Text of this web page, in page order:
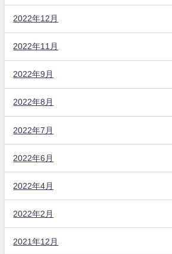
2022年12月
2022年11月
2022年9月
2022年8月
2022年7月
2022年6月
2022年4月
2022年2月
2021年12月